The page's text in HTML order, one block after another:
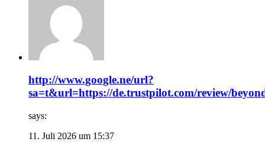
http://www.google.ne/url?
sa=t&url=https://de.trustpilot.com/review/
says:
11. Juli 2026 um 15:37